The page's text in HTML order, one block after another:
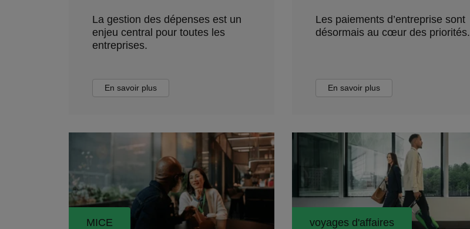
La gestion des dépenses est un
enjeu central pour toutes les
entreprises.
En savoir plus
Les paiements d’entreprise sont
désormais au cœur des priorités.
En savoir plus
MICE voyages d'affaires